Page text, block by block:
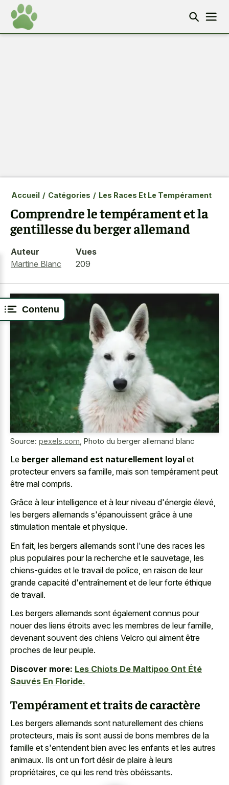
Contenu
Accueil / Catégories / Les Races Et Le Tempérament
Comprendre le tempérament et la
gentillesse du berger allemand
Auteur
Martine Blanc
Vues
209
Source: pexels.com Photo du berger allemand blanc
Le berger allemand est naturellement loyal et
protecteur envers sa famille, mais son tempérament peut
être mal compris.
Grâce à leur intelligence et à leur niveau d'énergie élevé,
les bergers allemands s'épanouissent grâce à une
stimulation mentale et physique.
En fait, les bergers allemands sont l'une des races les
plus populaires pour la recherche et le sauvetage, les
chiens-guides et le travail de police, en raison de leur
grande capacité d'entraînement et de leur forte éthique
de travail.
Les bergers allemands sont également connus pour
nouer des liens étroits avec les membres de leur famille,
devenant souvent des chiens Velcro qui aiment être
proches de leur peuple.
Discover more: Les Chiots De Maltipoo Ont Été
Sauvés En Floride.
Tempérament et traits de caractère
Les bergers allemands sont naturellement des chiens
protecteurs, mais ils sont aussi de bons membres de la
famille et s'entendent bien avec les enfants et les autres
animaux. Ils ont un fort désir de plaire à leurs
propriétaires, ce qui les rend très obéissants.